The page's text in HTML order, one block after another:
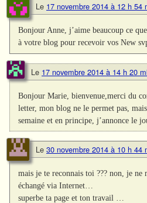
Le 17 novembre 2014 à 12 h 54
Bonjour Anne, j’aime beaucoup ce
à votre blog pour recevoir vos New
Le 17 novembre 2014 à 14 h 20
Bonjour Marie, bienvenue,merci du
letter, mon blog ne le permet pas,
semaine et en principe, j’annonce le
Le 30 novembre 2014 à 10 h 44
mais je te reconnais toi ??? non, je ne
échangé via Internet…
superbe ta page et ton travail …